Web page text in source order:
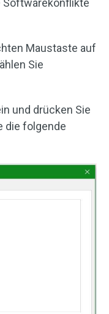
Softwarekonflikte
Maustaste auf
Sie
und drücken Sie
die folgende